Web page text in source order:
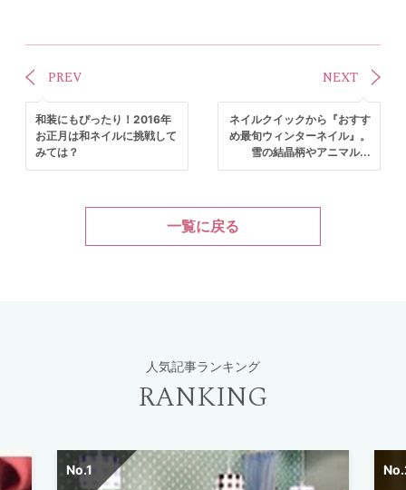
PREV
和装にもぴったり！2016年
お正月は和ネイルに挑戦して
みては？
NEXT
ネイルクイックから『おすす
め最旬ウィンターネイル』。
雪の結晶柄やアニマル...
一覧に戻る
人気記事ランキング
RANKING